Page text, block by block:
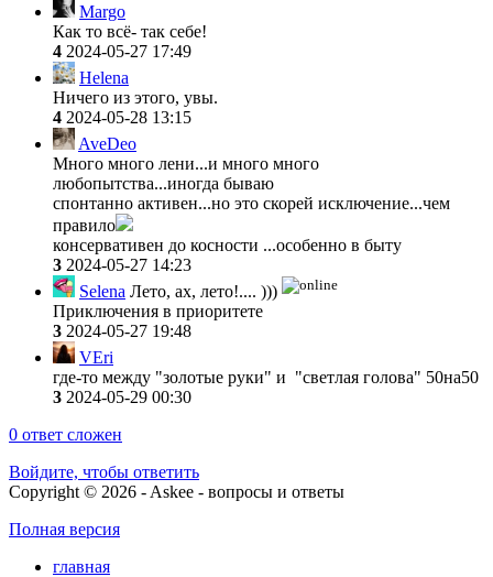
Margo
Как то всё- так себе!
4 2024-05-27 17:49
Helena
Ничего из этого, увы.
4 2024-05-28 13:15
AveDeo
Много много лени...и много много
любопытства...иногда бываю
спонтанно активен...но это скорей исключение...чем
правило
консервативен до косности ...особенно в быту
3 2024-05-27 14:23
Selena Лето, ах, лето!.... )))
Приключения в приоритете
3 2024-05-27 19:48
VEri
где-то между "золотые руки" и "светлая голова" 50на50
3 2024-05-29 00:30
0 ответ сложен
Войдите, чтобы ответить
Copyright © 2026 - Askee - вопросы и ответы
Полная версия
главная